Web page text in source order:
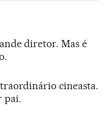
diretor. Mas é
cineasta.
pai.